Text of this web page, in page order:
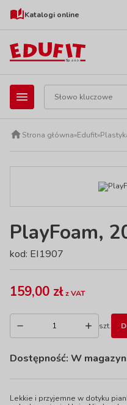
Katalogi online
Strona główna»Edufit»
PlayFoam,
kod: EI1907
159,00 złz VAT
szt.
Dostępność: W
Lekkie i przyjemne w dotyku